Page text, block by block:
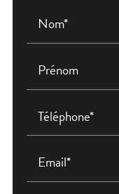
Nom*
Prénom
Téléphone*
Email*